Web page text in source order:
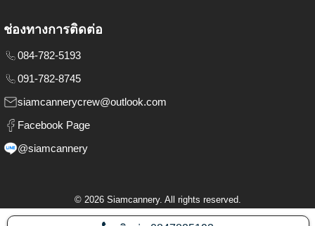
ช่องทางการติดต่อ
084-782-5193
091-782-8745
siamcannerycrew@outlook.com
Facebook Page
@siamcannery
© 2026Siamcannery. All rights reserved.